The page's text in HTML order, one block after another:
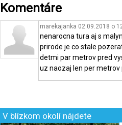
Komentáre
marekajanka 02.09.2018 o
nenarocna tura aj s
prirode je co stale
detmi par metrov pred
uz naozaj len per metrov
V blízkom okolí nájdete